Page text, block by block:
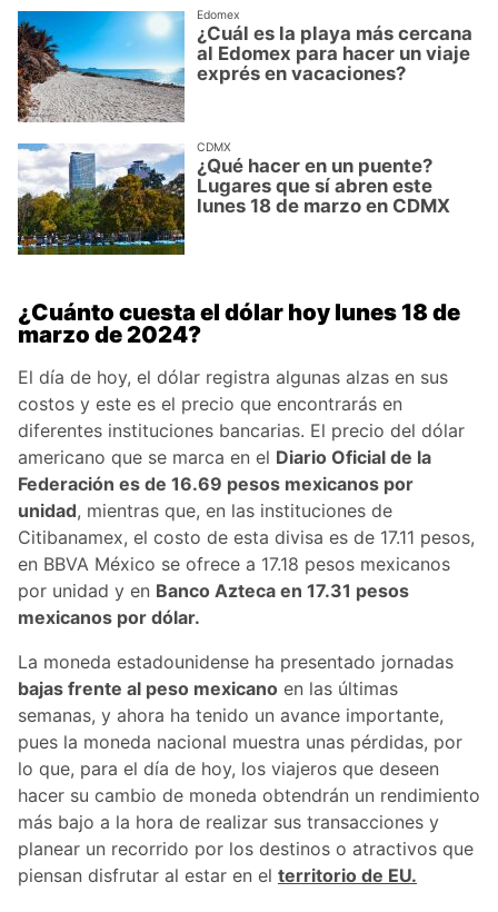
Edomex
¿Cuál es la playa más cercana
al Edomex para hacer un viaje
exprés en vacaciones?
CDMX
¿Qué hacer en un puente?
Lugares que sí abren este
lunes 18 de marzo en CDMX
¿Cuánto cuesta el dólar hoy lunes 18 de
marzo de 2024?
El día de hoy, el dólar registra algunas alzas en sus
costos y este es el precio que encontrarás en
diferentes instituciones bancarias. El precio del dólar
americano que se marca en el Diario Oficial de la
Federación es de 16.69 pesos mexicanos por
unidad, mientras que, en las instituciones de
Citibanamex, el costo de esta divisa es de 17.11 pesos,
en BBVA México se ofrece a 17.18 pesos mexicanos
por unidad y en Banco Azteca en 17.31 pesos
mexicanos por dólar.
La moneda estadounidense ha presentado jornadas
bajas frente al peso mexicano en las últimas
semanas, y ahora ha tenido un avance importante,
pues la moneda nacional muestra unas pérdidas, por
lo que, para el día de hoy, los viajeros que deseen
hacer su cambio de moneda obtendrán un rendimiento
más bajo a la hora de realizar sus transacciones y
planear un recorrido por los destinos o atractivos que
piensan disfrutar al estar en el territorio de EU.